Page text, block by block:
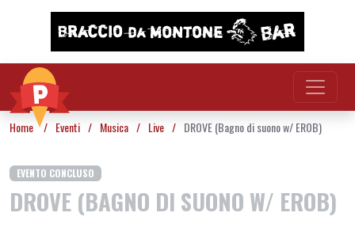
Vai al contenuto
Home / Eventi / Musica / Live / DROVE (Bagno di suono w/ EROB)
EVENTO CONCLUSO
DROVE (BAGNO DI SUONO W/ EROB)